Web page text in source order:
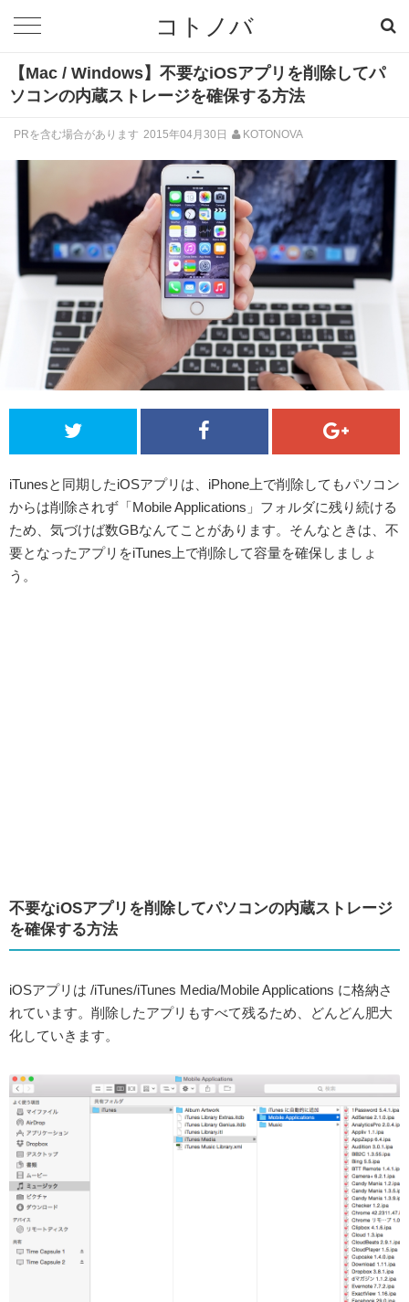
コトノバ
【Mac / Windows】不要なiOSアプリを削除してパ
ソコンの内蔵ストレージを確保する方法
PRを含む場合があります 2015年04月30日 KOTONOVA
iTunesと同期したiOSアプリは、iPhone上で削除してもパソコン
からは削除されず「Mobile Applications」フォルダに残り続ける
ため、気づけば数GBなんてことがあります。そんなときは、不
要となったアプリをiTunes上で削除して容量を確保しましょ
う。
不要なiOSアプリを削除してパソコンの内蔵ストレージ
を確保する方法
iOSアプリは /iTunes/iTunes Media/Mobile Applications に格納さ
れています。削除したアプリもすべて残るため、どんどん肥大
化していきます。